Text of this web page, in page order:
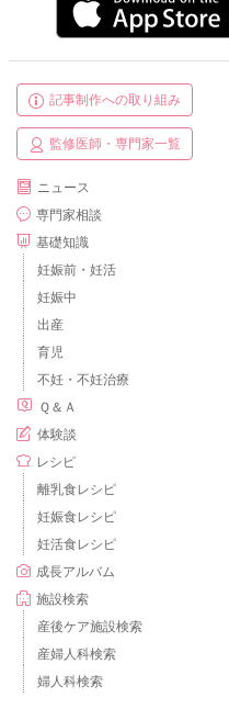
記事制作への取り組み
監修医師・専門家一覧
ニュース
専門家相談
基礎知識
妊娠前・妊活
妊娠中
出産
育児
不妊・不妊治療
Ｑ＆Ａ
体験談
レシピ
離乳食レシピ
妊娠食レシピ
妊活食レシピ
成長アルバム
施設検索
産後ケア施設検索
産婦人科検索
婦人科検索